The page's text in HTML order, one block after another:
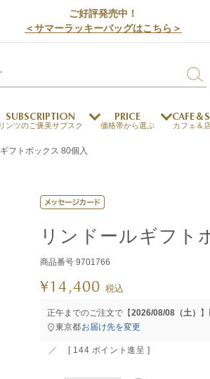
ご好評発売中！
＜サマーラッキーバッグはこちら＞
ドバイスタイル
チョコレート
法人ギフト
すべて
すべて
SUBSCRIPTION
リンツのご褒美サブスク
PRICE
価格帯から選ぶ
CAFE＆
カフェ＆
デジタルギフト
メートルショコラティエ
チョコレートと
フトボックス 80個入
リンドールギフト
商品番号 9701766
¥14,400 税込
正午までのご注文で【2026/08/08（土）
東京都お届け先を変更
[ 144 ポイント進呈 ]